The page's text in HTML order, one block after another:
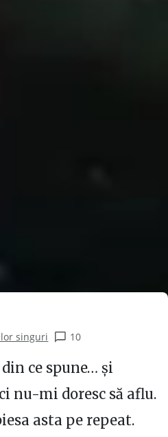
singuri 10
ce spune… și
nu-mi doresc să aflu.
asta pe repeat.